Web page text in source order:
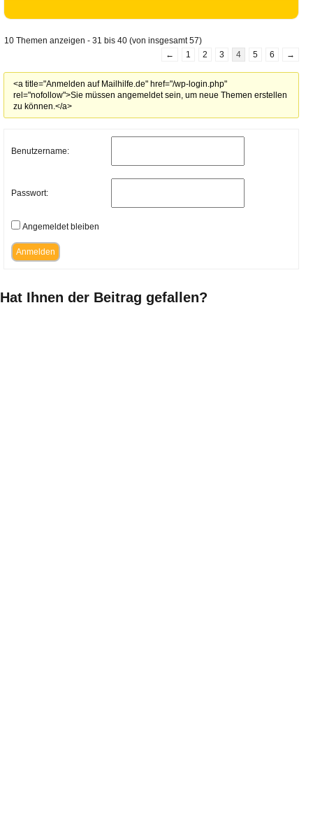
10 Themen anzeigen - 31 bis 40 (von insgesamt 57)
←
1 2 3 4 5 6 →
<a title="Anmelden auf Mailhilfe.de" href="/wp-login.php"
rel="nofollow">Sie müssen angemeldet sein, um neue Themen erstellen
zu können.</a>
Benutzername:
Passwort:
Angemeldet bleiben
Anmelden
Hat Ihnen der Beitrag gefallen?